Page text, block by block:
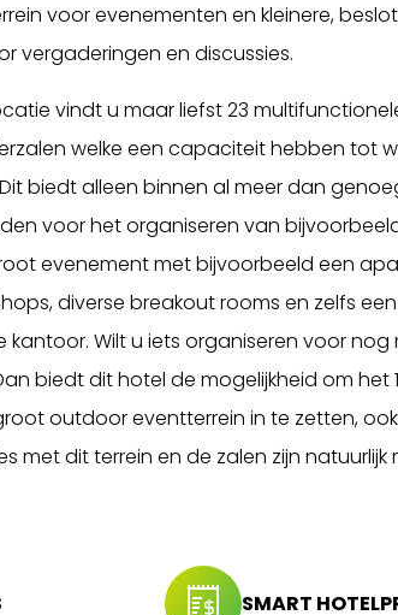
voor evenementen en kleinere,
vergaderingen en discussies.
vindt u maar liefst 23
welke een capaciteit hebben tot
biedt alleen binnen al meer dan
voor het organiseren van
evenement met bijvoorbeeld een
diverse breakout rooms en zelfs
kantoor. Wilt u iets organiseren voor nog
biedt dit hotel de mogelijkheid om het
outdoor eventterrein in te zetten, ook
met dit terrein en de zalen zijn natuurlijk
SMART